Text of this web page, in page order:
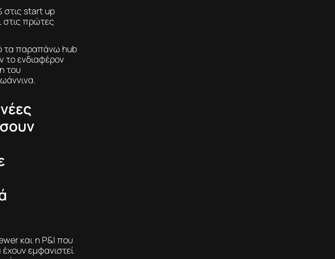
στις start up
στις πρώτες
τα παραπάνω hub
το ενδιαφέρον
του
και η P&I που
εμφανιστεί